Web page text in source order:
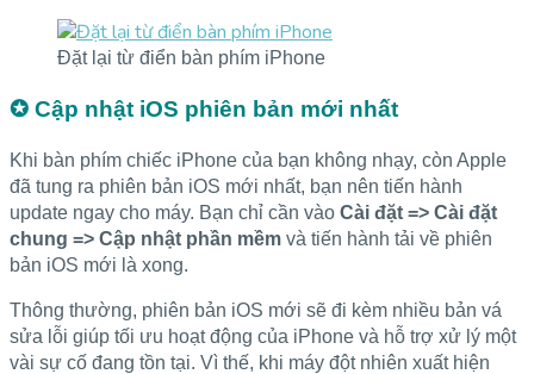
Đặt lại từ điển bàn phím iPhone
✪ Cập nhật iOS phiên bản mới nhất
Khi bàn phím chiếc iPhone của bạn không nhạy, còn Apple
đã tung ra phiên bản iOS mới nhất, bạn nên tiến hành
update ngay cho máy. Bạn chỉ cần vào Cài đặt => Cài đặt
chung => Cập nhật phần mềm và tiến hành tải về phiên
bản iOS mới là xong.
Thông thường, phiên bản iOS mới sẽ đi kèm nhiều bản vá
sửa lỗi giúp tối ưu hoạt động của iPhone và hỗ trợ xử lý một
vài sự cố đang tồn tại. Vì thế, khi máy đột nhiên xuất hiện